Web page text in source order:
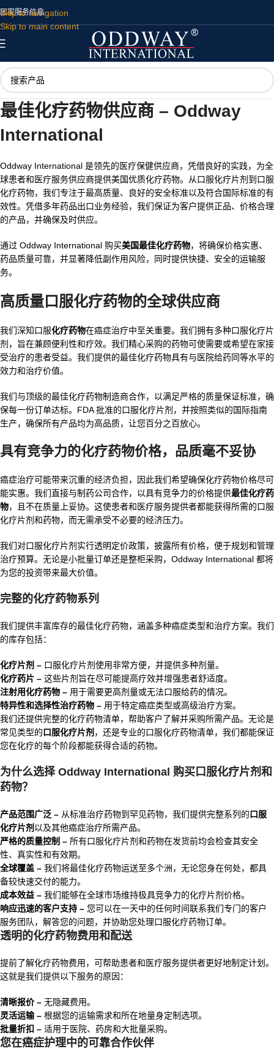
Skip to navigation
Skip to main content
国家服务信息
最佳化疗药物供应商 – Oddway
International
Oddway International 是领先的医疗保健供应商，凭借良好的实践，为全
球患者和医疗服务供应商提供美国优质化疗药物。从口服化疗片剂到口服
化疗药物，我们专注于最高质量、良好的安全标准以及符合国际标准的有
效性。凭借多年药品出口业务经验，我们保证为客户提供正品、价格合理
的产品，并确保及时供应。
通过 Oddway International 购买美国最佳化疗药物，将确保价格实惠、
药品质量可靠，并显著降低副作用风险，同时提供快捷、安全的运输服
务。
高质量口服化疗药物的全球供应商
我们深知口服化疗药物在癌症治疗中至关重要。我们拥有多种口服化疗片
剂，旨在兼顾便利性和疗效。我们精心采购的药物可使需要或希望在家接
受治疗的患者受益。我们提供的最佳化疗药物具有与医院给药同等水平的
效力和治疗价值。
我们与顶级的最佳化疗药物制造商合作，以满足严格的质量保证标准，确
保每一份订单达标。FDA 批准的口服化疗片剂，并按照类似的国际指南
生产，确保所有产品均为高品质，让您百分之百放心。
具有竞争力的化疗药物价格，品质毫不妥协
癌症治疗可能带来沉重的经济负担，因此我们希望确保化疗药物价格尽可
能实惠。我们直接与制药公司合作，以具有竞争力的价格提供最佳化疗药
物，且不在质量上妥协。这使患者和医疗服务提供者都能获得所需的口服
化疗片剂和药物，而无需承受不必要的经济压力。
我们对口服化疗片剂实行透明定价政策，披露所有价格，便于规划和管理
治疗预算。无论是小批量订单还是整柜采购，Oddway International 都将
为您的投资带来最大价值。
完整的化疗药物系列
我们提供丰富库存的最佳化疗药物，涵盖多种癌症类型和治疗方案。我们
的库存包括：
化疗片剂 – 口服化疗片剂使用非常方便，并提供多种剂量。
化疗药片 – 这些片剂旨在尽可能提高疗效并增强患者舒适度。
注射用化疗药物 – 用于需要更高剂量或无法口服给药的情况。
特异性和选择性治疗药物 – 用于特定癌症类型或高级治疗方案。
我们还提供完整的化疗药物清单，帮助客户了解并采购所需产品。无论是
常见类型的口服化疗片剂 ，还是专业的口服化疗药物清单，我们都能保证
您在化疗的每个阶段都能获得合适的药物。
为什么选择 Oddway International 购买口服化疗片剂和
药物？
产品范围广泛 – 从标准治疗药物到罕见药物，我们提供完整系列的口服
化疗片剂 以及其他癌症治疗所需产品。
严格的质量控制 – 所有口服化疗片剂和药物在发货前均会检查其安全
性、真实性和有效期。
全球覆盖 – 我们将最佳化疗药物运送至多个洲，无论您身在何处，都具
备较快速交付的能力。
成本效益 – 我们能够在全球市场维持极具竞争力的化疗片剂价格。
响应迅速的客户支持 – 您可以在一天中的任何时间联系我们专门的客户
服务团队，解答您的问题，并协助您处理口服化疗药物订单。
透明的化疗药物费用和配送
提前了解化疗药物费用，可帮助患者和医疗服务提供者更好地制定计划。
这就是我们提供以下服务的原因：
清晰报价 – 无隐藏费用。
灵活运输 – 根据您的运输需求和所在地量身定制选项。
批量折扣 – 适用于医院、药房和大批量采购。
您在癌症护理中的可靠合作伙伴